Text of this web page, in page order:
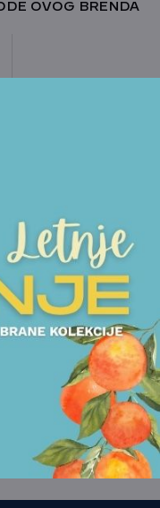
OVOG BRENDA
ČAJNICI
ŠOLJE ZA ČAJ
SET ZA ČAJ
LIVING
10.988,00RSD